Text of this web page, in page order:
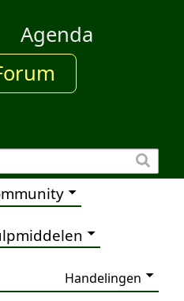
Agenda
Handelingen